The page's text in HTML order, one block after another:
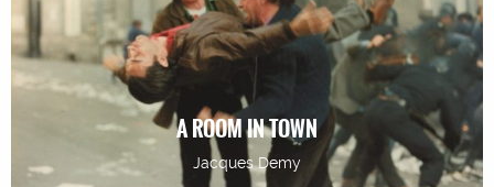
A ROOM IN TOWN
Jacques Demy